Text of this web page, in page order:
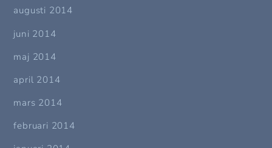
augusti 2014
juni 2014
maj 2014
april 2014
mars 2014
februari 2014